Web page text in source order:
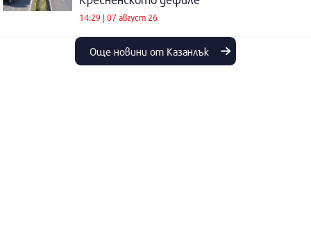
14:29 | 07 август 26
Още новини от Казанлък